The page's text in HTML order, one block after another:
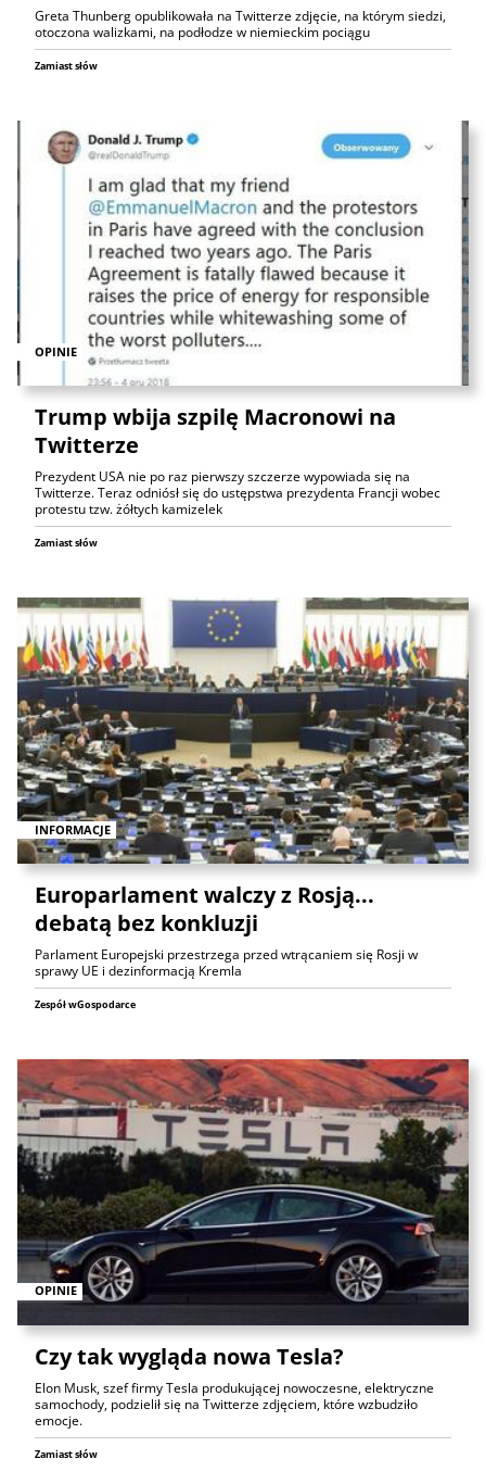
Greta Thunberg opublikowała na Twitterze zdjęcie, na którym siedzi,
otoczona walizkami, na podłodze w niemieckim pociągu
Zamiast słów
OPINIE
Trump wbija szpilę Macronowi na
Twitterze
Prezydent USA nie po raz pierwszy szczerze wypowiada się na
Twitterze. Teraz odniósł się do ustępstwa prezydenta Francji wobec
protestu tzw. żółtych kamizelek
Zamiast słów
INFORMACJE
Europarlament walczy z Rosją...
debatą bez konkluzji
Parlament Europejski przestrzega przed wtrącaniem się Rosji w
sprawy UE i dezinformacją Kremla
Zespół wGospodarce
OPINIE
Czy tak wygląda nowa Tesla?
Elon Musk, szef firmy Tesla produkującej nowoczesne, elektryczne
samochody, podzielił się na Twitterze zdjęciem, które wzbudziło
emocje.
Zamiast słów